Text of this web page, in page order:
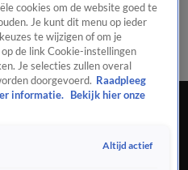
PanelContact
raakt heel
cookies om de website goed te
Je kunt dit menu op ieder
te wijzigen of om je
de link Cookie-instellingen
Je selecties zullen overal
doorgevoerd. Raadpleeg
informatie.
Bekijk hier onze
Altijd actief